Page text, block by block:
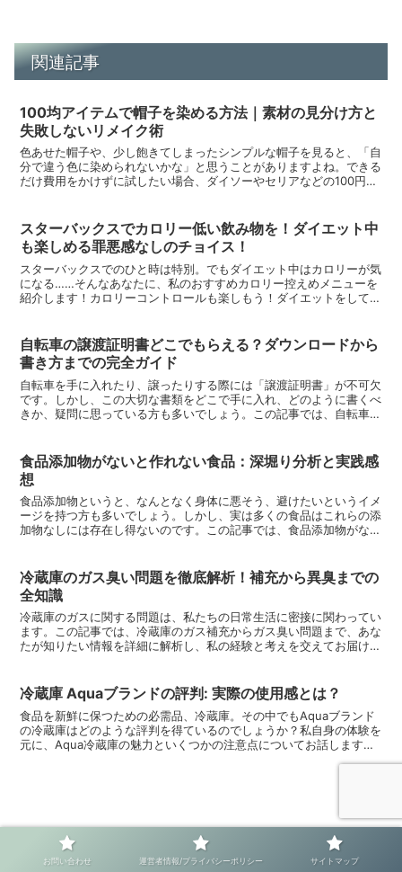
関連記事
100均アイテムで帽子を染める方法｜素材の見分け方と
失敗しないリメイク術
色あせた帽子や、少し飽きてしまったシンプルな帽子を見ると、「自
分で違う色に染められないかな」と思うことがありますよね。できる
だけ費用をかけずに試したい場合、ダイソーやセリアなどの100円シ
スターバックスでカロリー低い飲み物を！ダイエット中
も楽しめる罪悪感なしのチョイス！
スターバックスでのひと時は特別。でもダイエット中はカロリーが気
になる……そんなあなたに、私のおすすめカロリー控えめメニューを
紹介します！カロリーコントロールも楽しもう！ダイエットをしてい
自転車の譲渡証明書どこでもらえる？ダウンロードから
書き方までの完全ガイド
自転車を手に入れたり、譲ったりする際には「譲渡証明書」が不可欠
です。しかし、この大切な書類をどこで手に入れ、どのように書くべ
きか、疑問に思っている方も多いでしょう。この記事では、自転車の
食品添加物がないと作れない食品：深堀り分析と実践感
想
食品添加物というと、なんとなく身体に悪そう、避けたいというイメ
ージを持つ方も多いでしょう。しかし、実は多くの食品はこれらの添
加物なしには存在し得ないのです。この記事では、食品添加物がない
冷蔵庫のガス臭い問題を徹底解析！補充から異臭までの
全知識
冷蔵庫のガスに関する問題は、私たちの日常生活に密接に関わってい
ます。この記事では、冷蔵庫のガス補充からガス臭い問題まで、あな
たが知りたい情報を詳細に解析し、私の経験と考えを交えてお届けし
冷蔵庫 Aquaブランドの評判: 実際の使用感とは？
食品を新鮮に保つための必需品、冷蔵庫。その中でもAquaブランド
の冷蔵庫はどのような評判を得ているのでしょうか？私自身の体験を
元に、Aqua冷蔵庫の魅力といくつかの注意点についてお話します。
ホーム
お問い合わせ 運営者情報/プライバシーポリシー サイトマップ